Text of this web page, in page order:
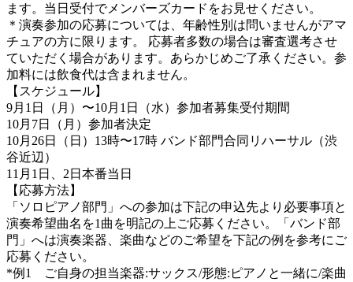
ます。当日受付でメンバーズカードをお見せください。
＊演奏参加の応募については、年齢性別は問いませんがアマ
チュアの方に限ります。 応募者多数の場合は審査選考させ
ていただく場合があります。あらかじめご了承ください。参
加料には飲食代は含まれません。
【スケジュール】
9月1日（月）〜10月1日（水）参加者募集受付期間
10月7日（月）参加者決定
10月26日（日）13時〜17時 バンド部門合同リハーサル（渋
谷近辺）
11月1日、2日本番当日
【応募方法】
「ソロピアノ部門」への参加は下記の申込先より必要事項と
演奏希望曲名を1曲を明記の上ご応募ください。「バンド部
門」へは演奏楽器、楽曲などのご希望を下記の例を参考にご
応募ください。
*例1 ご自身の担当楽器:サックス/形態:ピアノと一緒に/楽曲